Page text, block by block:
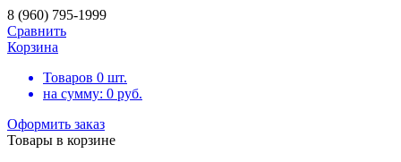
8 (960) 795-1999
Сравнить
Корзина
Товаров 0 шт.
на сумму: 0 руб.
Оформить заказ
Товары в корзине